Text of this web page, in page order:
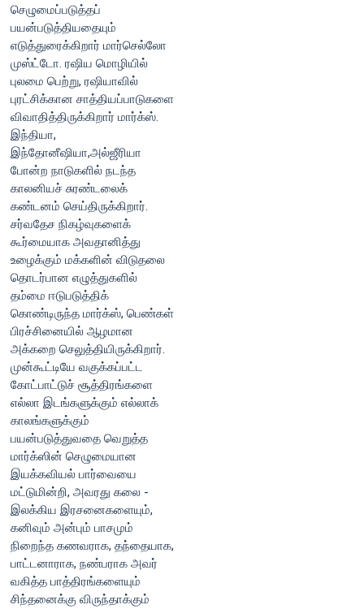
செழுமைப்படுத்தப்
பயன்படுத்தியதையும்
எடுத்துரைக்கிறார் மார்செல்லோ
முஸ்ட்டோ. ரஷிய மொழியில்
புலமை பெற்று, ரஷியாவில்
புரட்சிக்கான சாத்தியப்பாடுகளை
விவாதித்திருக்கிறார் மார்க்ஸ்.
இந்தியா,
இந்தோனீஷியா,அல்ஜீரியா
போன்ற நாடுகளில் நடந்த
காலனியச் சுரண்டலைக்
கண்டனம் செய்திருக்கிறார்.
சர்வதேச நிகழ்வுகளைக்
கூர்மையாக அவதானித்து
உழைக்கும் மக்களின் விடுதலை
தொடர்பான எழுத்துகளில்
தம்மை ஈடுபடுத்திக்
கொண்டிருந்த மார்க்ஸ், பெண்கள்
பிரச்சினையில் ஆழமான
அக்கறை செலுத்தியிருக்கிறார்.
முன்கூட்டியே வகுக்கப்பட்ட
கோட்பாட்டுச் சூத்திரங்களை
எல்லா இடங்களுக்கும் எல்லாக்
காலங்களுக்கும்
பயன்படுத்துவதை வெறுத்த
மார்க்ஸின் செழுமையான
இயக்கவியல் பார்வையை
மட்டுமின்றி, அவரது கலை -
இலக்கிய இரசனைகளையும்,
கனிவும் அன்பும் பாசமும்
நிறைந்த கணவராக, தந்தையாக,
பாட்டனாராக, நண்பராக அவர்
வகித்த பாத்திரங்களையும்
சிந்தனைக்கு விருந்தாக்கும்